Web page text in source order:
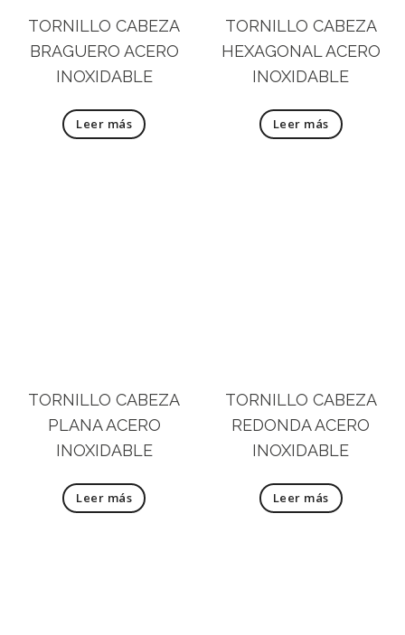
TORNILLO CABEZA
BRAGUERO ACERO
INOXIDABLE
Leer más
TORNILLO CABEZA
HEXAGONAL ACERO
INOXIDABLE
Leer más
TORNILLO CABEZA
PLANA ACERO
INOXIDABLE
Leer más
TORNILLO CABEZA
REDONDA ACERO
INOXIDABLE
Leer más